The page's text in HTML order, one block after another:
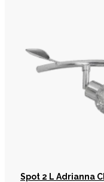
Spot 2 L Adrianna